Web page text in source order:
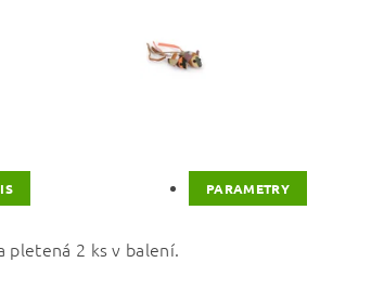
PARAMETRY
pletená 2 ks v balení.